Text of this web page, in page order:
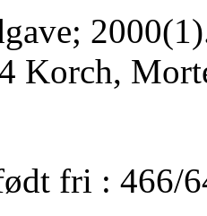
Korch,
fri : 466/